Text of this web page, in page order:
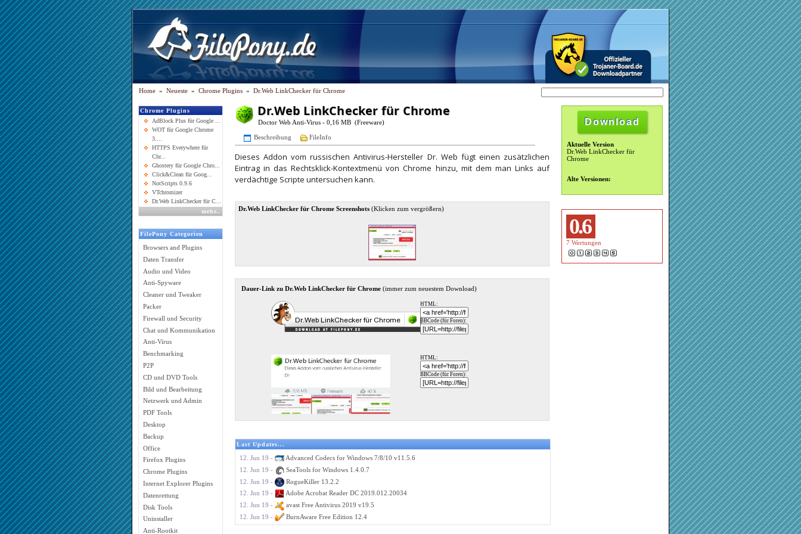
Home » Neueste » Chrome Plugins » Dr.Web LinkChecker für Chrome
Chrome Plugins
AdBlock Plus für Google ...
WOT für Google Chrome
3....
HTTPS Everywhere für
Chr...
Ghostery für Google Chro...
Click&Clean für Goog...
NotScripts 0.9.6
VTchromizer
Dr.Web LinkChecker für C...
mehr..
FilePony Categorien
Browsers and Plugins
Daten Transfer
Audio und Video
Anti-Spyware
Cleaner und Tweaker
Packer
Firewall und Security
Chat und Kommunikation
Anti-Virus
Benchmarking
P2P
CD und DVD Tools
Bild und Bearbeitung
Netzwerk und Admin
PDF Tools
Desktop
Backup
Office
Firefox Plugins
Chrome Plugins
Internet Explorer Plugins
Datenrettung
Disk Tools
Uninstaller
Anti-Rootkit
Dr.Web LinkChecker für Chrome
Doctor Web Anti-Virus - 0,16 MB (Freeware)
Beschreibung FileInfo
Dieses Addon vom russischen Antivirus-Hersteller Dr. Web fügt einen zusätzlichen
Eintrag in das Rechtsklick-Kontextmenü von Chrome hinzu, mit dem man Links auf
verdächtige Scripte untersuchen kann.
Dr.Web LinkChecker für Chrome Screenshots (Klicken zum vergrößern)
Dauer-Link zu Dr.Web LinkChecker für Chrome (immer zum neuestem Download)
HTML:
BBCode (für Foren):
HTML:
BBCode (für Foren):
Last Updates...
12. Jun 19 -
Advanced Codecs for Windows 7/8/10 v11.5.6
12. Jun 19 -
SeaTools for Windows 1.4.0.7
12. Jun 19 -
RogueKiller 13.2.2
12. Jun 19 -
Adobe Acrobat Reader DC 2019.012.20034
12. Jun 19 -
avast Free Antivirus 2019 v19.5
12. Jun 19 -
BurnAware Free Edition 12.4
Download
Aktuelle Version
Dr.Web LinkChecker für
Chrome
Alte Versionen:
0.6
7 Wertungen